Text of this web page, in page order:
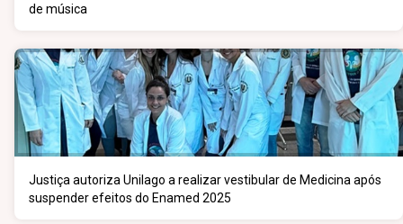
de música
Justiça autoriza Unilago a realizar vestibular de Medicina após
suspender efeitos do Enamed 2025